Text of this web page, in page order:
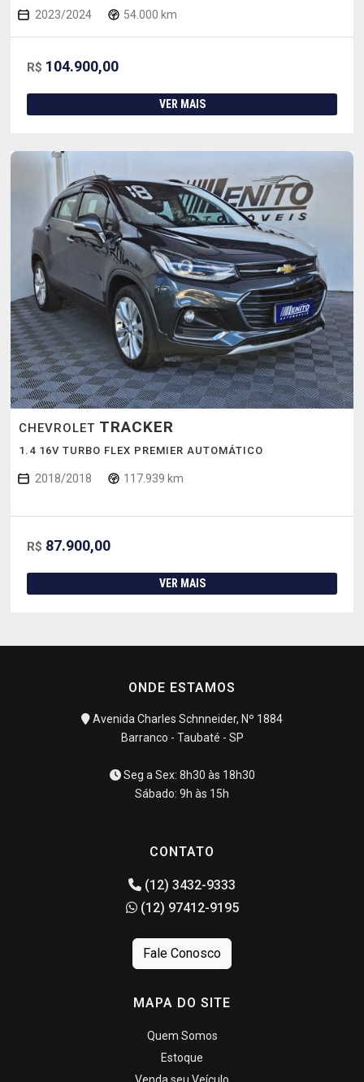
2023/2024 54.000 km
R$ 104.900,00
VER MAIS
CHEVROLET TRACKER
1.4 16V TURBO FLEX PREMIER AUTOMÁTICO
2018/2018 117.939 km
R$ 87.900,00
VER MAIS
ONDE ESTAMOS
Avenida Charles Schnneider, Nº 1884
Barranco - Taubaté - SP
Seg a Sex: 8h30 às 18h30
Sábado: 9h às 15h
CONTATO
(12) 3432-9333
(12) 97412-9195
Fale Conosco
MAPA DO SITE
Quem Somos
Estoque
Venda seu Veículo